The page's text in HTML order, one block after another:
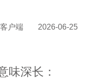
户端 2026-06-25
味深长：